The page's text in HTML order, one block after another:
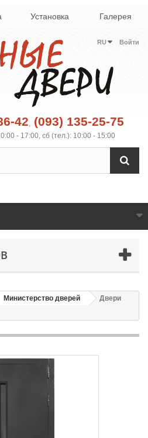
Установка Галерея
Войти
RU
42, (093) 135-25-75
- 17:00, сб (тел.): 10:00 - 15:00
Министерство дверей
Двери